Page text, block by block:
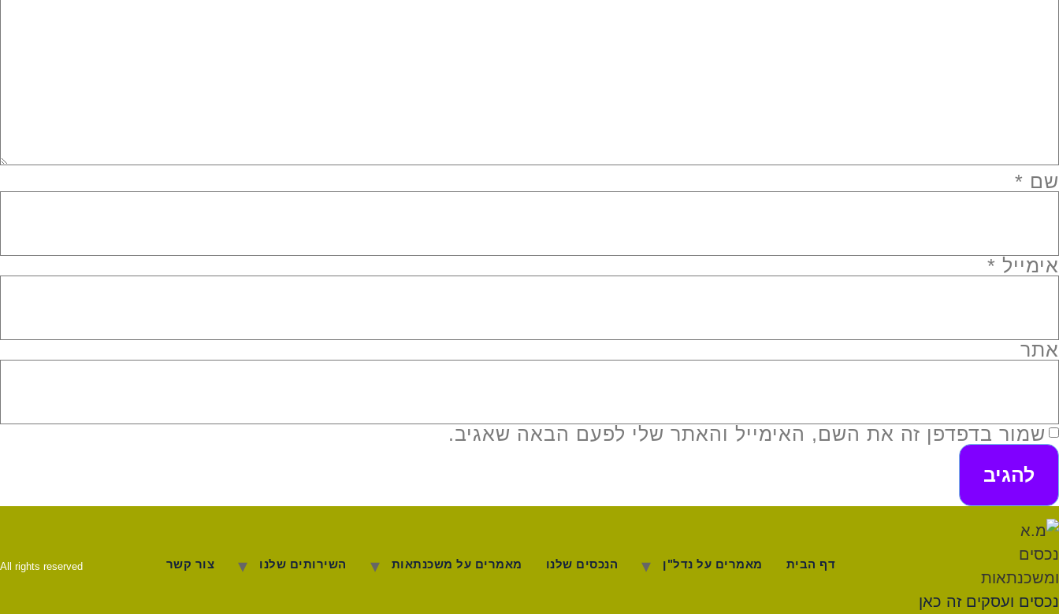
שם *
אימייל *
אתר
שמור בדפדפן זה את השם, האימייל והאתר שלי לפעם הבאה שאגיב.
נכסים ועסקים זה כאן
דף הבית מאמרים על נדל"ן הנכסים שלנו מאמרים על משכנתאות השירותים שלנו צור קשר All rights reserved